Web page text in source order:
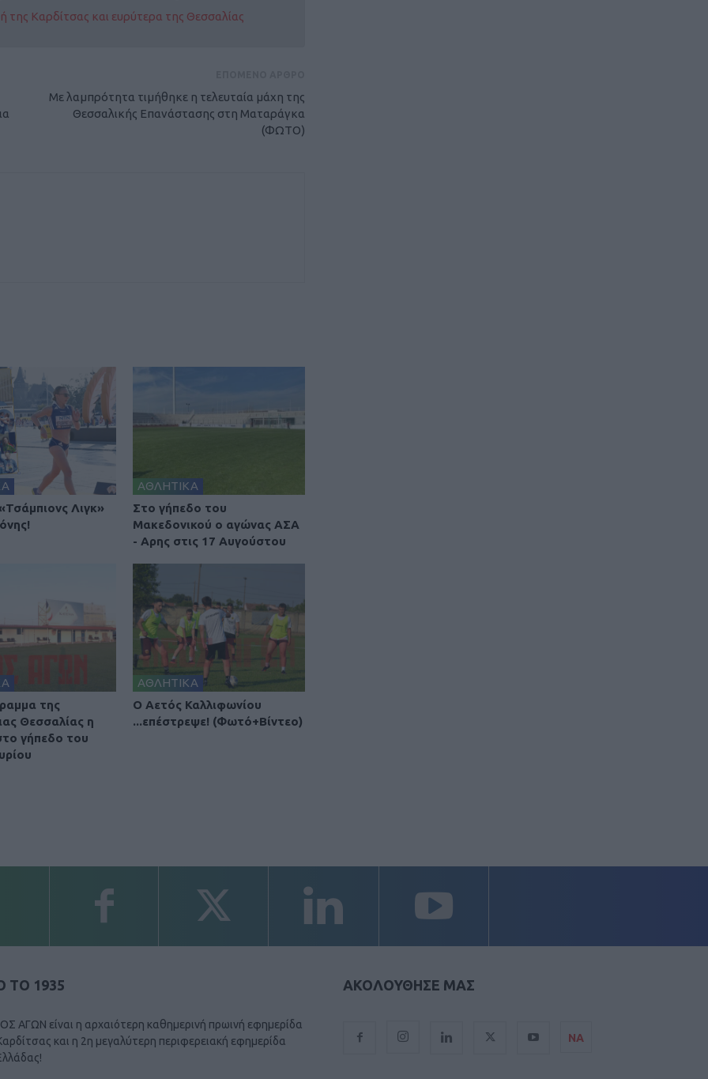
της Καρδίτσας και ευρύτερα της Θεσσαλίας
Με λαμπρότητα τιμήθηκε η τελευταία μάχη της
Θεσσαλικής Επανάστασης στη Ματαράγκα
(ΦΩΤΟ)
Λιγκ»
ΑΘΛΗΤΙΚΑ
Στο γήπεδο του
Μακεδονικού ο αγώνας ΑΣΑ
- Αρης στις 17 Αυγούστου
της
Θεσσαλίας η
γήπεδο του
ΑΘΛΗΤΙΚΑ
Ο Αετός Καλλιφωνίου
...επέστρεψε! (Φωτό+Βίντεο)
ΤΟ 1935
ΑΓΩΝ είναι η αρχαιότερη καθημερινή πρωινή εφημερίδα
και η 2η μεγαλύτερη περιφερειακή εφημερίδα
ΑΚΟΛΟΥΘΗΣΕ ΜΑΣ
ΝΑ